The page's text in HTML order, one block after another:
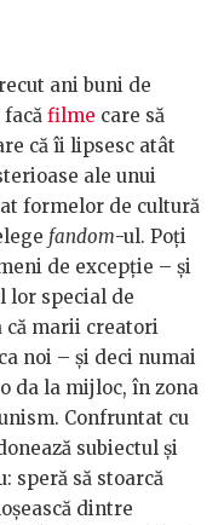
ani buni de
facă filme care să
că îi lipsesc atât
ale unui
formelor de cultură
fandom-ul. Poți
de excepție – și
lor special de
că marii creatori
noi – și deci numai
da la mijloc, în zona
Confruntat cu
subiectul și
speră să stoarcă
dintre